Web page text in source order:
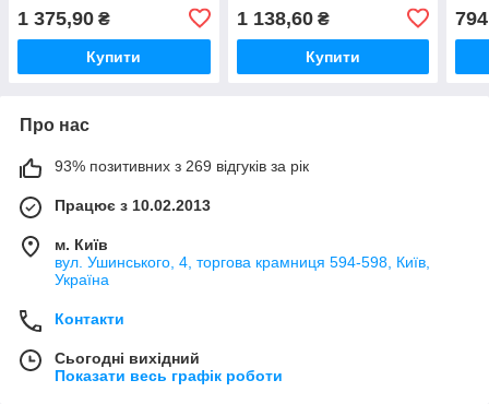
USB))
1 375,90 ₴
Купити
USB))
1 138,60₴
Купити
Про нас
93% позитивних з 269 відгуків за рік
Працює з 10.02.2013
м. Київ
вул. Ушинського, 4, торгова крамниця 594-598, Київ,
Україна
Контакти
Сьогодні вихідний
Показати весь графік роботи